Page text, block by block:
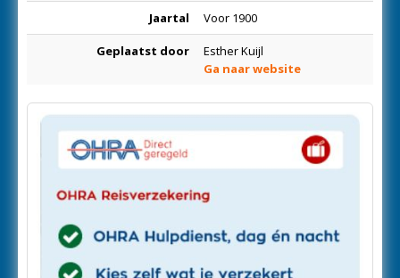
Jaartal Voor 1900
Geplaatst door
Esther Kuijl
Ga naar website